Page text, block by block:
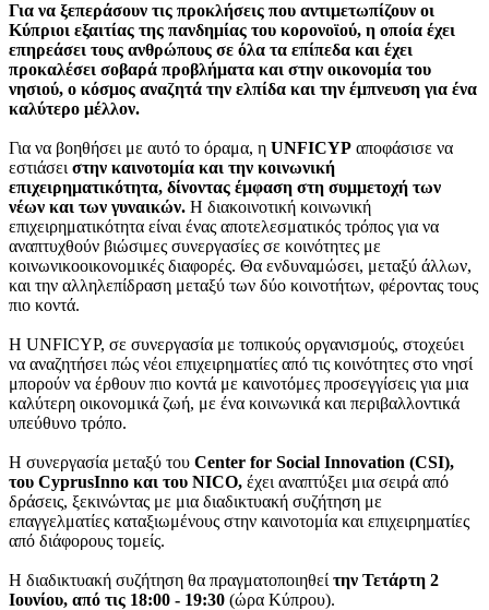
Για να ξεπεράσουν τις προκλήσεις που αντιμετωπίζουν οι
Κύπριοι εξαιτίας της πανδημίας του κορονοϊού, η οποία έχει
επηρεάσει τους ανθρώπους σε όλα τα επίπεδα και έχει
προκαλέσει σοβαρά προβλήματα και στην οικονομία του
νησιού, ο κόσμος αναζητά την ελπίδα και την έμπνευση για ένα
καλύτερο μέλλον.
Για να βοηθήσει με αυτό το όραμα, η UNFICYP αποφάσισε να
εστιάσει στην καινοτομία και την κοινωνική
επιχειρηματικότητα, δίνοντας έμφαση στη συμμετοχή των
νέων και των γυναικών. Η διακοινοτική κοινωνική
επιχειρηματικότητα είναι ένας αποτελεσματικός τρόπος για να
αναπτυχθούν βιώσιμες συνεργασίες σε κοινότητες με
κοινωνικοοικονομικές διαφορές. Θα ενδυναμώσει, μεταξύ άλλων,
και την αλληλεπίδραση μεταξύ των δύο κοινοτήτων, φέροντας τους
πιο κοντά.
Η UNFICYP, σε συνεργασία με τοπικούς οργανισμούς, στοχεύει
να αναζητήσει πώς νέοι επιχειρηματίες από τις κοινότητες στο νησί
μπορούν να έρθουν πιο κοντά με καινοτόμες προσεγγίσεις για μια
καλύτερη οικονομικά ζωή, με ένα κοινωνικά και περιβαλλοντικά
υπεύθυνο τρόπο.
Η συνεργασία μεταξύ του Center for Social Innovation (CSI),
του CyprusInno και του NICO, έχει αναπτύξει μια σειρά από
δράσεις, ξεκινώντας με μια διαδικτυακή συζήτηση με
επαγγελματίες καταξιωμένους στην καινοτομία και επιχειρηματίες
από διάφορους τομείς.
Η διαδικτυακή συζήτηση θα πραγματοποιηθεί την Τετάρτη 2
Ιουνίου, από τις 18:00 - 19:30 (ώρα Κύπρου).